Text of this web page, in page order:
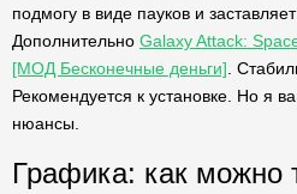
подмогу в виде пауков и
Дополнительно Galaxy Attack:
[МОД Бесконечные деньги] .
Рекомендуется к установке. Но я
нюансы.
Графика: как можно